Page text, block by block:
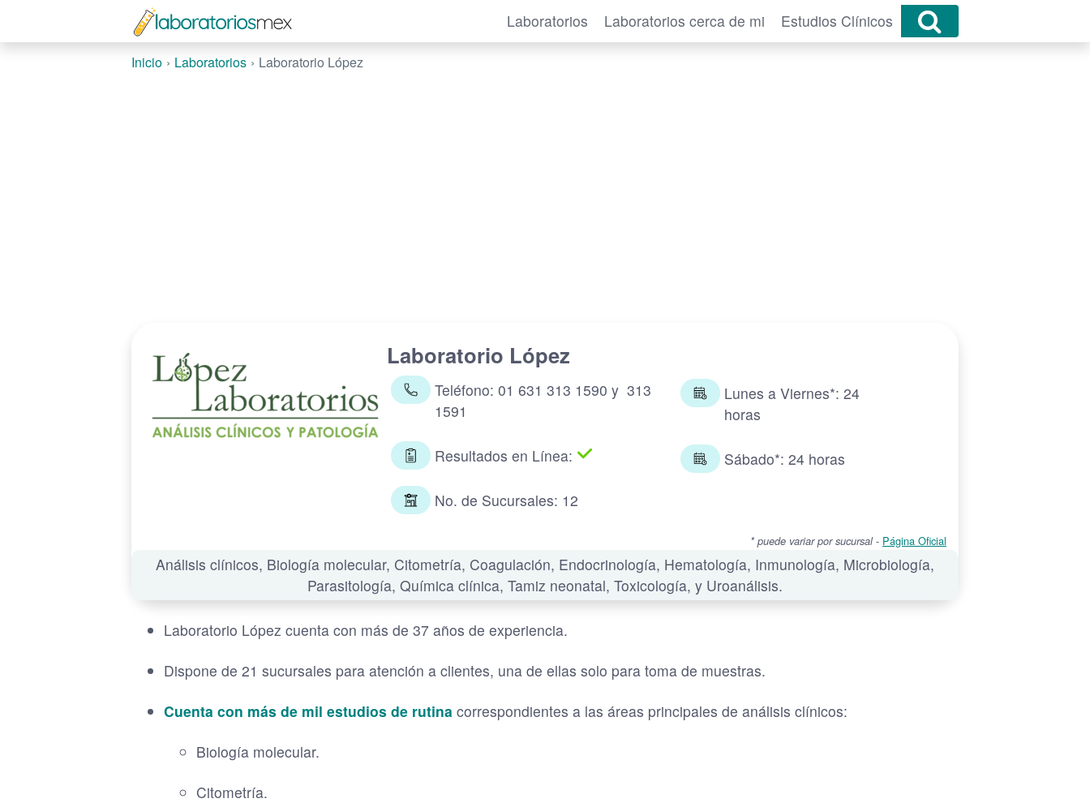
Laboratorios Laboratorios cerca de mi Estudios Clínicos
Inicio Laboratorios Laboratorio López
Laboratorio López
Teléfono: 01 631 313 1590 y 313
1591
Resultados en Línea:
No. de Sucursales: 12
Lunes a Viernes*: 24
horas
Sábado*: 24 horas
* puede variar por sucursal- Página Oficial
Análisis clínicos, Biología molecular, Citometría, Coagulación, Endocrinología, Hematología, Inmunología, Microbiología,
Parasitología, Química clínica, Tamiz neonatal, Toxicología, y Uroanálisis.
Laboratorio López cuenta con más de 37 años de experiencia.
Dispone de 21 sucursales para atención a clientes, una de ellas solo para toma de muestras.
Cuenta con más de mil estudios de rutina correspondientes a las áreas principales de análisis clínicos:
Biología molecular.
Citometría.